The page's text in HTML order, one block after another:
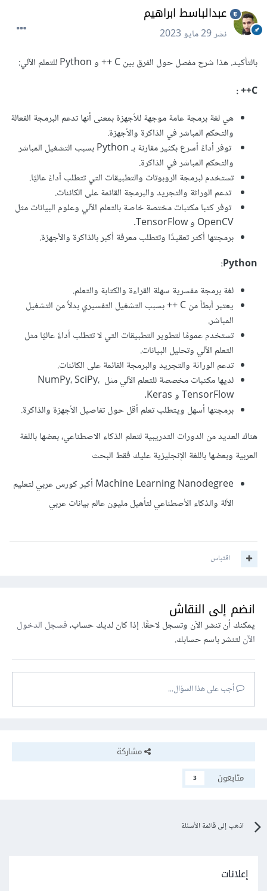
عبدالباسط ابراهيم
نشر29 مايو 2023
بالتأكيد. هذا شرح مفصل حول الفرق بين C ++ و Python للتعلم الآلي:
‌C++ ‌‌:
هي لغة برمجة عامة موجهة للأجهزة بمعنى أنها تدعم البرمجة الفعالة
والتحكم المباشر في الذاكرة والأجهزة.
توفر أداءً أسرع بكثير مقارنة بـ Python بسبب التشغيل المباشر
والتحكم المباشر في الذاكرة.
تستخدم لبرمجة الروبوتات والتطبيقات التي تتطلب أداءً عاليًا.
تدعم الوراثة والتجريد والبرمجة القائمة على الكائنات.
توفر كتبا مكتبات مختصة خاصة بالتعلم الآلي وعلوم البيانات مثل
OpenCV و TensorFlow.
برمجتها أكثر تعقيدًا وتتطلب معرفة أكبر بالذاكرة والأجهزة.
Python:
لغة برمجة مفسرية سهلة القراءة والكتابة والتعلم.
يعتبر أبطأ من C ++ بسبب التشغيل التفسيري بدلاً من التشغيل
المباشر.
تستخدم عمومًا لتطوير التطبيقات التي لا تتطلب أداءً عاليًا مثل
التعلم الآلي وتحليل البيانات.
تدعم الوراثة والتجريد والبرمجة القائمة على الكائنات.
لديها مكتبات مخصصة للتعلم الآلي مثل NumPy، SciPy،
TensorFlow و Keras.
برمجتها أسهل ويتطلب تعلم أقل حول تفاصيل الأجهزة والذاكرة.
هناك العديد من الدورات التدريبية لتعلم الذكاء الاصطناعي، بعضها باللغة
العربية وبعضها باللغة الإنجليزية عليك فقط البحث
Machine Learning Nanodegree أكبر كورس عربي لتعليم
الألة والذكاء الأصطناعي لتأهيل مليون عالم بيانات عربي
اقتباس
انضم إلى النقاش
يمكنك أن تنشر الآن وتسجل لاحقًا. إذا كان لديك حساب،فسجل الدخول
الآنلتنشر باسم حسابك.
أجب على هذا السؤال...
مشاركة
متابعون
3
اذهب إلى قائمة الأسئلة
إعلانات